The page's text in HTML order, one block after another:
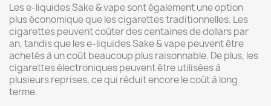
Les e-liquides Sake & vape sont également une option
plus économique que les cigarettes traditionnelles. Les
cigarettes peuvent coûter des centaines de dollars par
an, tandis que les e-liquides Sake & vape peuvent être
achetés à un coût beaucoup plus raisonnable. De plus, les
cigarettes électroniques peuvent être utilisées à
plusieurs reprises, ce qui réduit encore le coût à long
terme.